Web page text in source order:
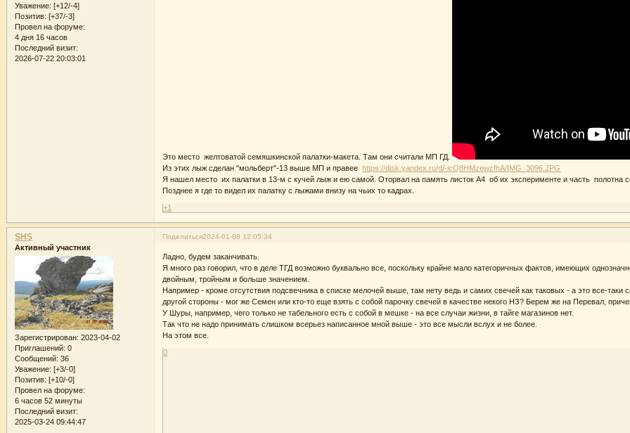
Уважение: [+12/-4]
Позитив: [+37/-3]
Провел на форуме:
4 дня 16 часов
Последний визит:
2026-07-22 20:03:01
Это место желтоватой семяшкинской палатки-макета. Там они считали МП ГД.
Из этих лыж сделан "мольберт"-13 выше МП и правееhttps://disk.yandex.ru/d/-icQ8HMzowzfhA/IMG_3096.JPG
Я нашел место их палатки в 13-м с кучей лыж и ею самой. Оторвал на память листок А4 об их эксперименте и часть полотна
Позднее я где то видел их палатку с лыжами внизу на чьих то кадрах.
+1
Поделиться2024-01-08 12:05:34
SHS
Активный участник
Зарегистрирован: 2023-04-02
Приглашений: 0
Сообщений: 36
Уважение: [+3/-0]
Позитив: [+10/-0]
Провел на форуме:
6 часов 52 минуты
Последний визит:
2025-03-24 09:44:47
Ладно, будем заканчивать.
Я много раз говорил, что в деле ТГД возможно буквально все, поскольку крайне мало категоричных фактов, имеющих
двойным, тройным и больше значением.
Например - кроме отсутствия подсвечника в списке мелочей выше, там нету ведь и самих свечей как таковых - а это все-
другой стороны - мог же Семен или кто-то еще взять с собой парочку свечей в качестве некого НЗ? Берем же на Перевал,
У Шуры, например, чего только не табельного есть с собой в мешке - на все случаи жизни, в тайге магазинов нет.
Так что не надо принимать слишком всерьез написанное мной выше - это все мысли вслух и не более.
На этом все.
0